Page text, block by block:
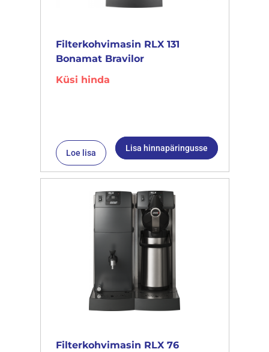
Filterkohvimasin RLX 131
Bonamat Bravilor
Küsi hinda
Loe lisa Lisa hinnapäringusse
Filterkohvimasin RLX 76